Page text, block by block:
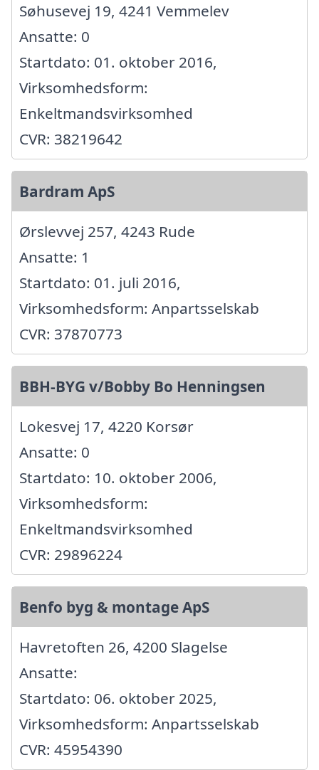
Søhusevej 19, 4241 Vemmelev
Ansatte: 0
Startdato: 01. oktober 2016,
Virksomhedsform:
Enkeltmandsvirksomhed
CVR: 38219642
Bardram ApS
Ørslevvej 257, 4243 Rude
Ansatte: 1
Startdato: 01. juli 2016,
Virksomhedsform: Anpartsselskab
CVR: 37870773
BBH-BYG v/Bobby Bo Henningsen
Lokesvej 17, 4220 Korsør
Ansatte: 0
Startdato: 10. oktober 2006,
Virksomhedsform:
Enkeltmandsvirksomhed
CVR: 29896224
Benfo byg & montage ApS
Havretoften 26, 4200 Slagelse
Ansatte:
Startdato: 06. oktober 2025,
Virksomhedsform: Anpartsselskab
CVR: 45954390